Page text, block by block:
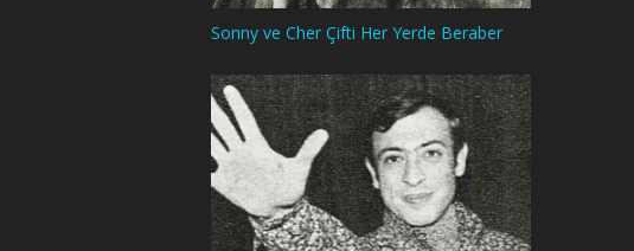
Sonny ve Cher Çifti Her Yerde Beraber